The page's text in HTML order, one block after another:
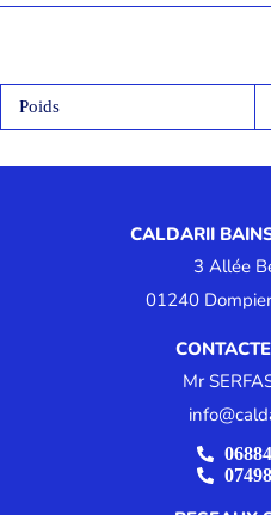
Poids
CALDARII
3 Allée
01240
Mr